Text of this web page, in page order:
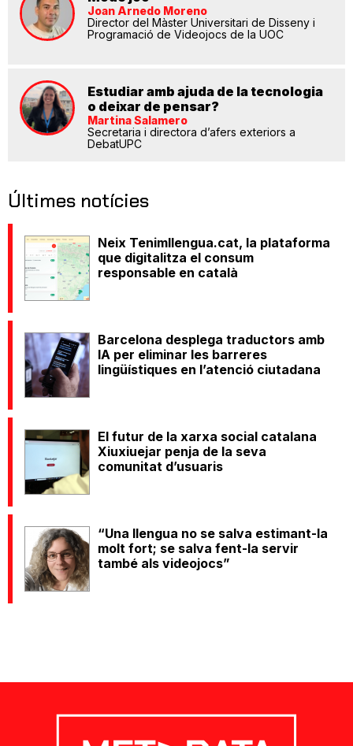
Joan Arnedo Moreno
Director del Màster Universitari de Disseny i
Programació de Videojocs de la UOC
Estudiar amb ajuda de la tecnologia
o deixar de pensar?
Martina Salamero
Secretaria i directora d’afers exteriors a
DebatUPC
Últimes notícies
Neix Tenimllengua.cat, la plataforma
que digitalitza el consum
responsable en català
Barcelona desplega traductors amb
IA per eliminar les barreres
lingüístiques en l’atenció ciutadana
El futur de la xarxa social catalana
Xiuxiuejar penja de la seva
comunitat d’usuaris
“Una llengua no se salva estimant-la
molt fort; se salva fent-la servir
també als videojocs”